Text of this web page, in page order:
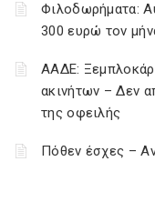
Φιλοδωρήματα:
300 ευρώ τον
ΑΑΔΕ:
ακινήτων – Δεν
της οφειλής
Πόθεν έσχες –